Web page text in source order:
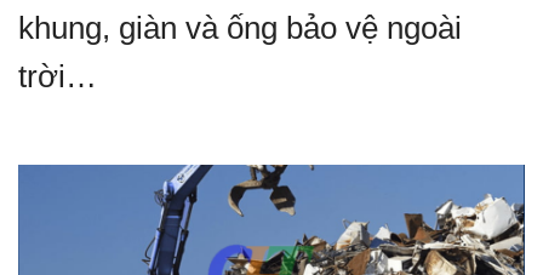
khung, giàn và ống bảo vệ ngoài
trời…